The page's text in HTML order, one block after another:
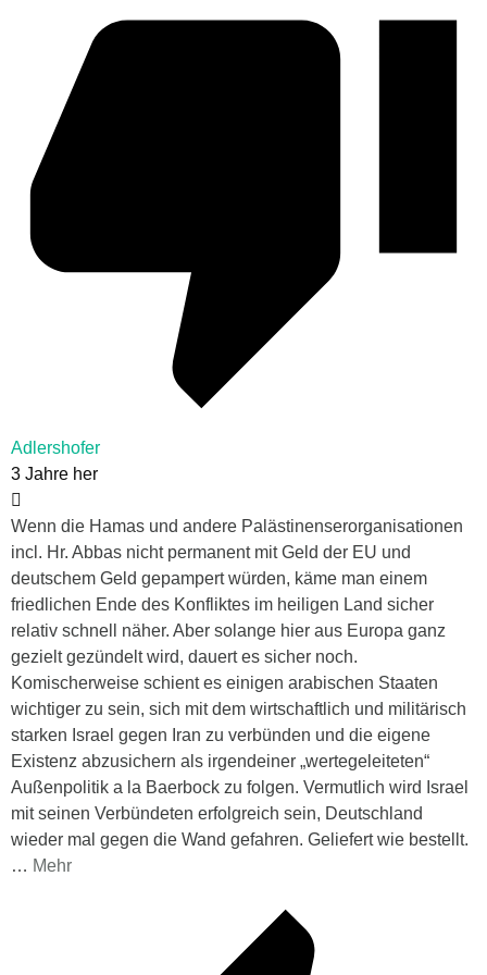
Adlershofer
3 Jahre her
Wenn die Hamas und andere Palästinenserorganisationen
incl. Hr. Abbas nicht permanent mit Geld der EU und
deutschem Geld gepampert würden, käme man einem
friedlichen Ende des Konfliktes im heiligen Land sicher
relativ schnell näher. Aber solange hier aus Europa ganz
gezielt gezündelt wird, dauert es sicher noch.
Komischerweise schient es einigen arabischen Staaten
wichtiger zu sein, sich mit dem wirtschaftlich und militärisch
starken Israel gegen Iran zu verbünden und die eigene
Existenz abzusichern als irgendeiner „wertegeleiteten“
Außenpolitik a la Baerbock zu folgen. Vermutlich wird Israel
mit seinen Verbündeten erfolgreich sein, Deutschland
wieder mal gegen die Wand gefahren. Geliefert wie bestellt.
… Mehr